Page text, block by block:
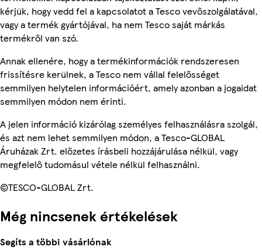
kérjük, hogy vedd fel a kapcsolatot a Tesco vevőszolgálatával,
vagy a termék gyártójával, ha nem Tesco saját márkás
termékről van szó.
Annak ellenére, hogy a termékinformációk rendszeresen
frissítésre kerülnek, a Tesco nem vállal felelősséget
semmilyen helytelen információért, amely azonban a jogaidat
semmilyen módon nem érinti.
A jelen információ kizárólag személyes felhasználásra szolgál,
és azt nem lehet semmilyen módon, a Tesco-GLOBAL
Áruházak Zrt. előzetes írásbeli hozzájárulása nélkül, vagy
megfelelő tudomásul vétele nélkül felhasználni.
©TESCO-GLOBAL Zrt.
Még nincsenek értékelések
Segíts a többi vásárlónak